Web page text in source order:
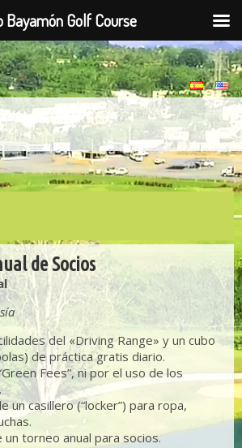
de Socios
del «Driving Range» y un cubo
de práctica gratis diario.
Fees”, ni por el uso de los
un casillero (“locker”) para ropa,
un torneo anual para socios.
Bayamón Golf Course